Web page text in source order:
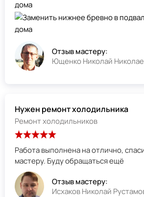
Отзыв мастеру:
Ющенко Николай
Нужен ремонт холодильника
Ремонт холодильников
Работа выполнена на отлично,
мастеру. Буду обращаться ещё
Отзыв мастеру:
Исхаков Николай